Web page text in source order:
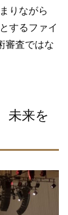
りながら
するファイ
審査ではな
未来を